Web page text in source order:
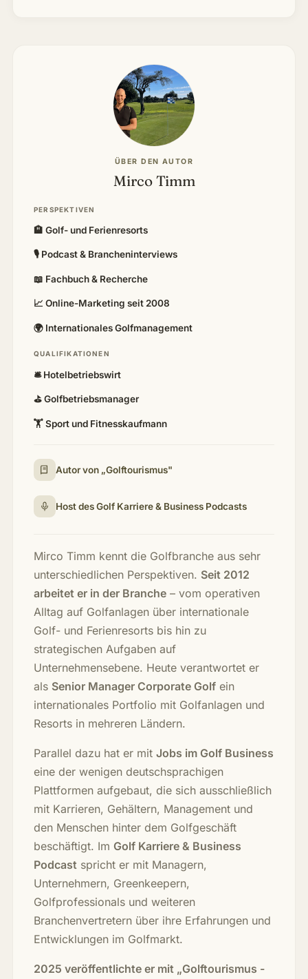
ÜBER DEN AUTOR
Mirco Timm
PERSPEKTIVEN
🏨 Golf- und Ferienresorts
🎙 Podcast & Brancheninterviews
📖 Fachbuch & Recherche
📈 Online-Marketing seit 2008
🌍 Internationales Golfmanagement
QUALIFIKATIONEN
🛎️ Hotelbetriebswirt
⛳ Golfbetriebsmanager
🏋️ Sport und Fitnesskaufmann
Autor von „Golftourismus"
Host des Golf Karriere & Business Podcasts
Mirco Timm kennt die Golfbranche aus sehr
unterschiedlichen Perspektiven. Seit 2012
arbeitet er in der Branche– vom operativen
Alltag auf Golfanlagen über internationale
Golf- und Ferienresorts bis hin zu
strategischen Aufgaben auf
Unternehmensebene. Heute verantwortet er
als Senior Manager Corporate Golfein
internationales Portfolio mit Golfanlagen und
Resorts in mehreren Ländern.
Parallel dazu hat er mit Jobs im Golf Business
eine der wenigen deutschsprachigen
Plattformen aufgebaut, die sich ausschließlich
mit Karrieren, Gehältern, Management und
den Menschen hinter dem Golfgeschäft
beschäftigt. Im Golf Karriere & Business
Podcast spricht er mit Managern,
Unternehmern, Greenkeepern,
Golfprofessionals und weiteren
Branchenvertretern über ihre Erfahrungen und
Entwicklungen im Golfmarkt.
2025 veröffentlichte er mit „Golftourismus -